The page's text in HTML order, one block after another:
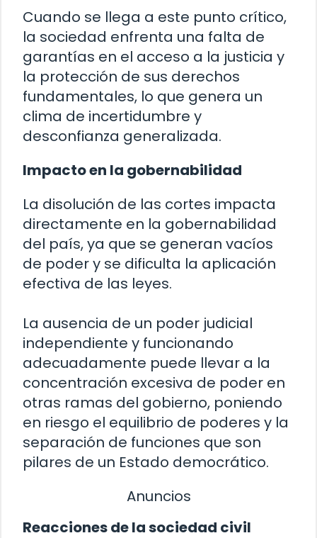
Cuando se llega a este punto crítico,
la sociedad enfrenta una falta de
garantías en el acceso a la justicia y
la protección de sus derechos
fundamentales, lo que genera un
clima de incertidumbre y
desconfianza generalizada.
Impacto en la gobernabilidad
La disolución de las cortes impacta
directamente en la gobernabilidad
del país, ya que se generan vacíos
de poder y se dificulta la aplicación
efectiva de las leyes.
La ausencia de un poder judicial
independiente y funcionando
adecuadamente puede llevar a la
concentración excesiva de poder en
otras ramas del gobierno, poniendo
en riesgo el equilibrio de poderes y la
separación de funciones que son
pilares de un Estado democrático.
Anuncios
Reacciones de la sociedad civil